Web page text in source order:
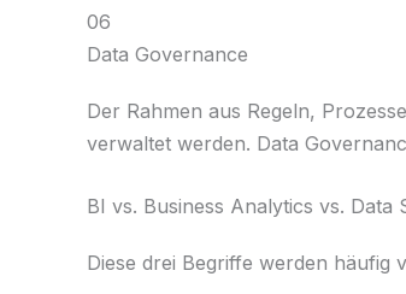
06
Data Governance
Der Rahmen aus Regeln,
verwaltet werden. Data
BI vs. Business Analytics vs. Data
Diese drei Begriffe werden häufig